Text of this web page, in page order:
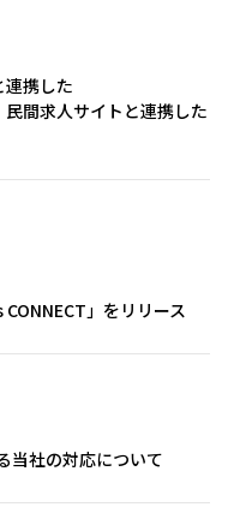
携した
間求人サイトと連携した
」をリリース
当社の対応について